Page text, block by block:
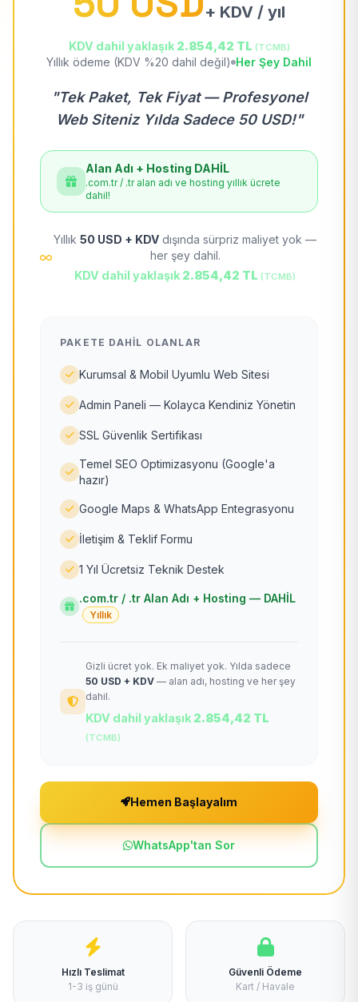
+ KDV / yıl
KDV dahil yaklaşık 2.854,42 TL (TCMB)
Yıllık ödeme (KDV %20 dahil değil) Her Şey Dahil
"Tek Paket, Tek Fiyat — Profesyonel
Web Siteniz Yılda Sadece 50 USD!"
Alan Adı + Hosting DAHİL
.com.tr / .tr alan adı ve hosting yıllık ücrete
dahil!
Yıllık 50 USD + KDV dışında sürpriz maliyet yok —
her şey dahil.
KDV dahil yaklaşık 2.854,42 TL (TCMB)
PAKETE DAHIL OLANLAR
Kurumsal & Mobil Uyumlu Web Sitesi
Admin Paneli — Kolayca Kendiniz Yönetin
SSL Güvenlik Sertifikası
Temel SEO Optimizasyonu (Google'a
hazır)
Google Maps & WhatsApp Entegrasyonu
İletişim & Teklif Formu
1 Yıl Ücretsiz Teknik Destek
.com.tr / .tr Alan Adı + Hosting — DAHİL
Yıllık
Gizli ücret yok. Ek maliyet yok. Yılda sadece
50 USD + KDV — alan adı, hosting ve her şey
dahil.
KDV dahil yaklaşık 2.854,42 TL
(TCMB)
Hemen Başlayalım
WhatsApp'tan Sor
Hızlı Teslimat
1-3 iş günü
Güvenli Ödeme
Kart / Havale